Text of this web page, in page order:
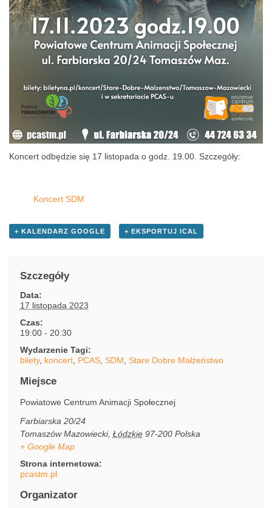
Koncert odbędzie się 17 listopada o godz. 19.00. Szczegóły:
Koncert SDM
+ KALENDARZ GOOGLE + EKSPORTUJ ICAL
Szczegóły
Data:
17 listopada 2023
Czas:
19:00 - 20:30
Wydarzenie Tagi:
bilety, koncert, PCAS, SDM Stare Dobre Małżeństwo
Miejsce
Powiatowe Centrum Animacji Społecznej
Farbiarska 20/24
Tomaszów Mazowiecki, Łódzkie 97-200 Polska
+ Google Map
Strona internetowa:
pcastm.pl
Organizator